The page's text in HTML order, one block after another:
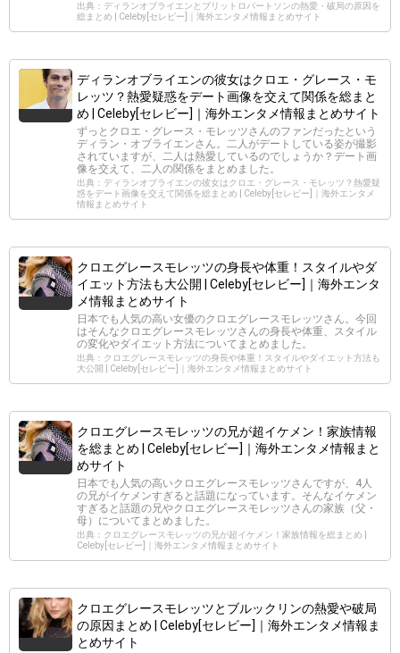
出典：ディランオブライエンとブリットロバートソンの熱愛・破局の原因を
総まとめ | Celeby[セレビー]｜海外エンタメ情報まとめサイト
ディランオブライエンの彼女はクロエ・グレース・モ
レッツ？熱愛疑惑をデート画像を交えて関係を総まと
め | Celeby[セレビー]｜海外エンタメ情報まとめサイト
ずっとクロエ・グレース・モレッツさんのファンだったという
ディラン・オブライエンさん。二人がデートしている姿が撮影
されていますが、二人は熱愛しているのでしょうか？デート画
像を交えて、二人の関係をまとめました。
出典：ディランオブライエンの彼女はクロエ・グレース・モレッツ？熱愛疑
惑をデート画像を交えて関係を総まとめ | Celeby[セレビー]｜海外エンタメ
情報まとめサイト
クロエグレースモレッツの身長や体重！スタイルやダ
イエット方法も大公開 | Celeby[セレビー]｜海外エンタ
メ情報まとめサイト
日本でも人気の高い女優のクロエグレースモレッツさん。今回
はそんなクロエグレースモレッツさんの身長や体重、スタイル
の変化やダイエット方法についてまとめました。
出典：クロエグレースモレッツの身長や体重！スタイルやダイエット方法も
大公開 | Celeby[セレビー]｜海外エンタメ情報まとめサイト
クロエグレースモレッツの兄が超イケメン！家族情報
を総まとめ | Celeby[セレビー]｜海外エンタメ情報まと
めサイト
日本でも人気の高いクロエグレースモレッツさんですが、4人
の兄がイケメンすぎると話題になっています。そんなイケメン
すぎると話題の兄やクロエグレースモレッツさんの家族（父・
母）についてまとめました。
出典：クロエグレースモレッツの兄が超イケメン！家族情報を総まとめ |
Celeby[セレビー]｜海外エンタメ情報まとめサイト
クロエグレースモレッツとブルックリンの熱愛や破局
の原因まとめ | Celeby[セレビー]｜海外エンタメ情報ま
とめサイト